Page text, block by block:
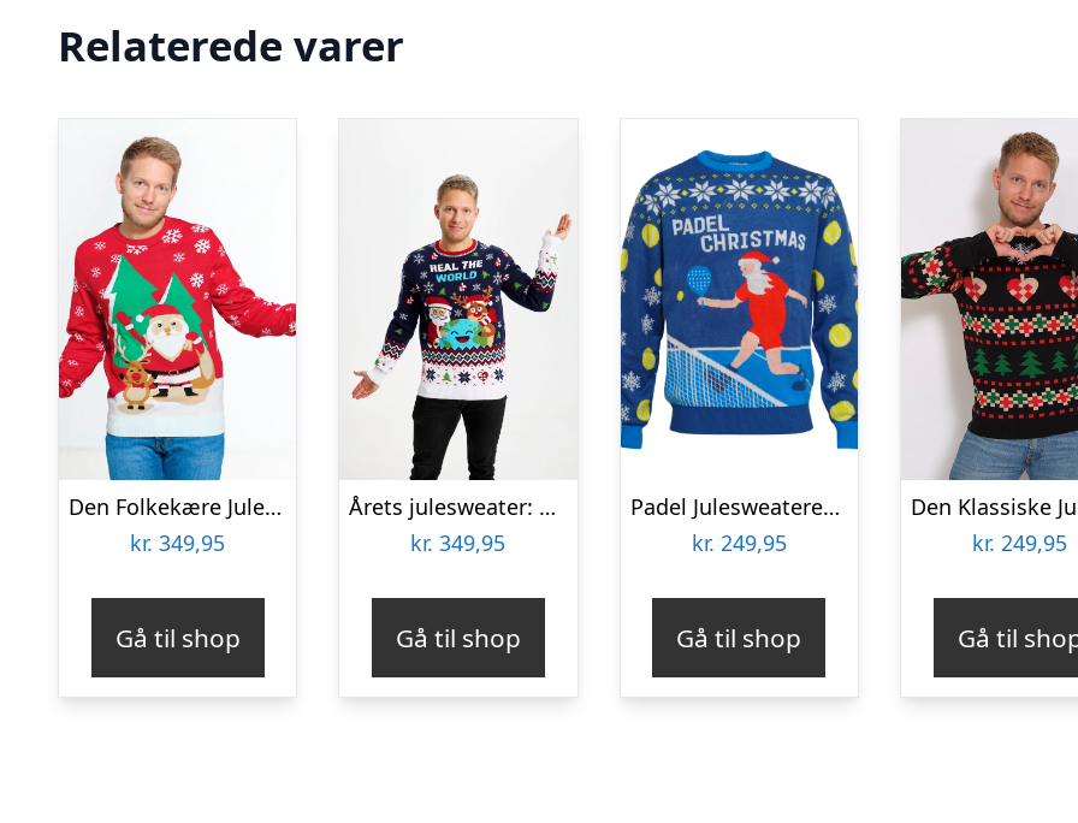
Relaterede varer
Den Folkekære Julesweater – herre / mænd.
kr. 349,95
Gå til shop
Årets julesweater: Heal The World Velgørenhed – herre / mænd. Ugly Christmas Sweater lavet i Danmark
kr. 349,95
Gå til shop
Padel Julesweateren – herre / mænd
kr. 249,95
Gå til shop
kr. 249,95
Gå til